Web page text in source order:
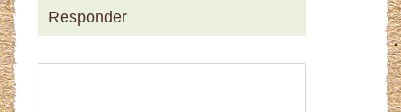
Responder